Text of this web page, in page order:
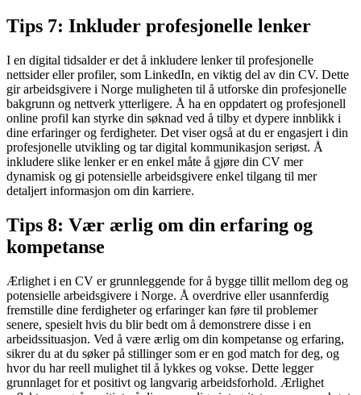
Tips 7: Inkluder profesjonelle lenker
I en digital tidsalder er det å inkludere lenker til profesjonelle
nettsider eller profiler, som LinkedIn, en viktig del av din CV. Dette
gir arbeidsgivere i Norge muligheten til å utforske din profesjonelle
bakgrunn og nettverk ytterligere. Å ha en oppdatert og profesjonell
online profil kan styrke din søknad ved å tilby et dypere innblikk i
dine erfaringer og ferdigheter. Det viser også at du er engasjert i din
profesjonelle utvikling og tar digital kommunikasjon seriøst. Å
inkludere slike lenker er en enkel måte å gjøre din CV mer
dynamisk og gi potensielle arbeidsgivere enkel tilgang til mer
detaljert informasjon om din karriere.
Tips 8: Vær ærlig om din erfaring og
kompetanse
Ærlighet i en CV er grunnleggende for å bygge tillit mellom deg og
potensielle arbeidsgivere i Norge. Å overdrive eller usannferdig
fremstille dine ferdigheter og erfaringer kan føre til problemer
senere, spesielt hvis du blir bedt om å demonstrere disse i en
arbeidssituasjon. Ved å være ærlig om din kompetanse og erfaring,
sikrer du at du søker på stillinger som er en god match for deg, og
hvor du har reell mulighet til å lykkes og vokse. Dette legger
grunnlaget for et positivt og langvarig arbeidsforhold. Ærlighet